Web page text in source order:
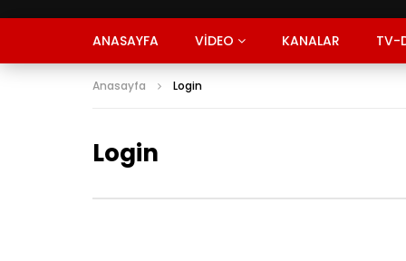
ANASAYFA VİDEO KANALAR TV-
Anasayfa Login
Login